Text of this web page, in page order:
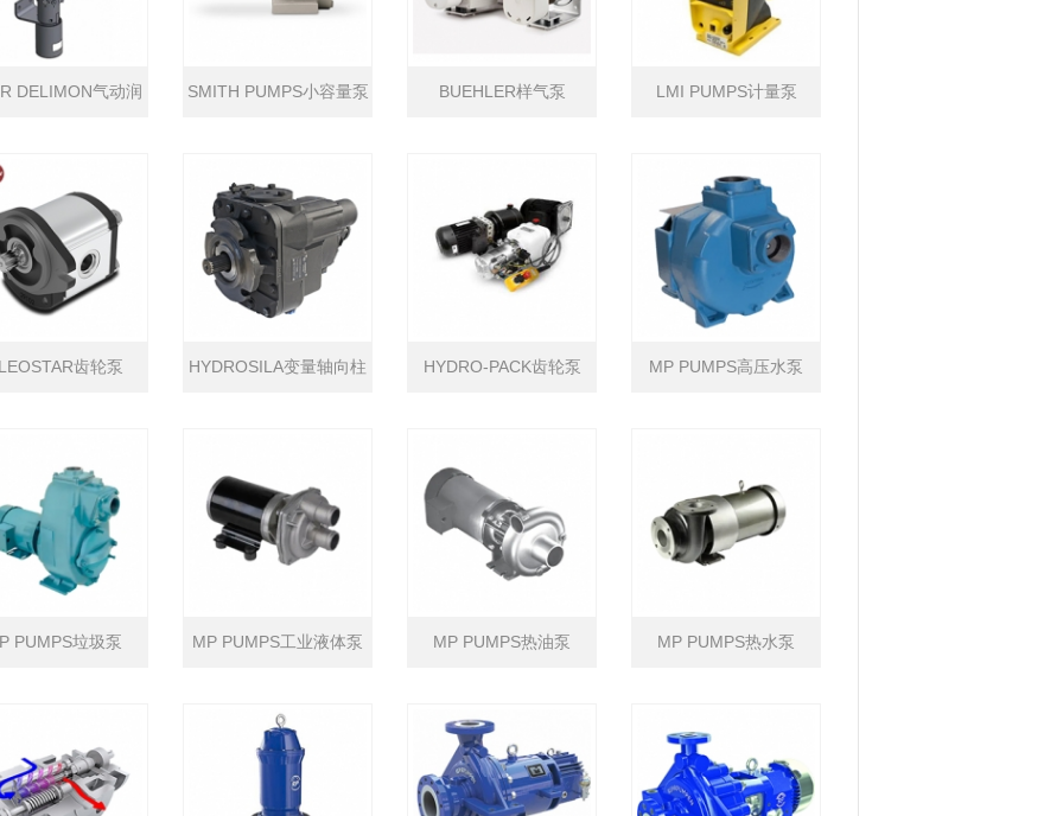
DELIMON气动润 SMITH PUMPS小容量泵 BUEHLER样气泵 LMI PUMPS计量泵
齿轮泵 HYDROSILA变量轴向柱 HYDRO-PACK齿轮泵 MP PUMPS高压水泵
PUMPS垃圾泵 MP PUMPS工业液体泵 MP PUMPS热油泵 MP PUMPS热水泵